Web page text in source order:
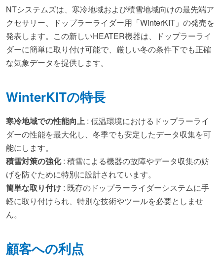
NTシステムズは、寒冷地域および積雪地域向けの最先端ア
クセサリー、ドップラーライダー用「WinterKIT」の発売を
発表します。この新しいHEATER機器は、ドップラーライ
ダーに簡単に取り付け可能で、厳しい冬の条件下でも正確
な気象データを提供します。
WinterKITの特長
寒冷地域での性能向上 : 低温環境におけるドップラーライ
ダーの性能を最大化し、冬季でも安定したデータ収集を可
能にします。
積雪対策の強化: 積雪による機器の故障やデータ収集の妨
げを防ぐために特別に設計されています。
簡単な取り付け : 既存のドップラーライダーシステムに手
軽に取り付けられ、特別な技術やツールを必要としませ
ん。
顧客への利点